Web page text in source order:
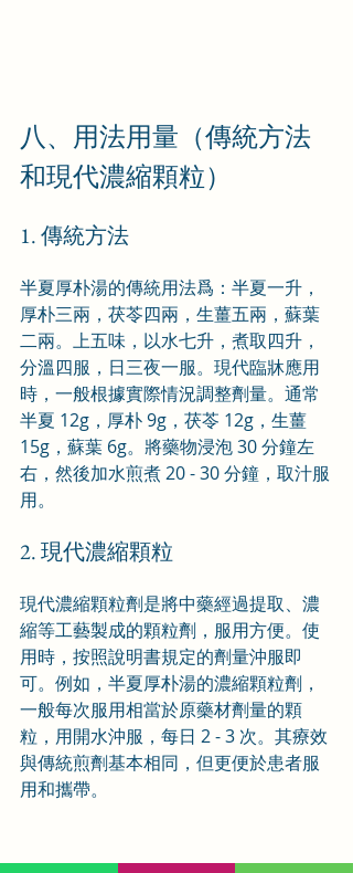
八、用法用量（傳統方法
和現代濃縮顆粒）
1. 傳統方法
半夏厚朴湯的傳統用法爲：半夏一升，
厚朴三兩，茯苓四兩，生薑五兩，蘇葉
二兩。上五味，以水七升，煮取四升，
分溫四服，日三夜一服。現代臨牀應用
時，一般根據實際情況調整劑量。通常
半夏 12g，厚朴 9g，茯苓 12g，生薑
15g，蘇葉 6g。將藥物浸泡 30 分鐘左
右，然後加水煎煮 20 - 30 分鐘，取汁服
用。
2. 現代濃縮顆粒
現代濃縮顆粒劑是將中藥經過提取、濃
縮等工藝製成的顆粒劑，服用方便。使
用時，按照說明書規定的劑量沖服即
可。例如，半夏厚朴湯的濃縮顆粒劑，
一般每次服用相當於原藥材劑量的顆
粒，用開水沖服，每日 2 - 3 次。其療效
與傳統煎劑基本相同，但更便於患者服
用和攜帶。